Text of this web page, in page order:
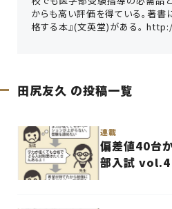
からも高い評価を得ている。著
格する本』(文英堂)がある。
田尻友久 の投稿一覧
連載
偏差値40台
部入試 vol.4